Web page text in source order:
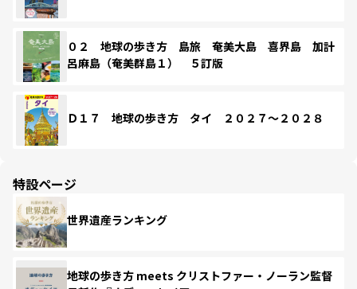
０２ 地球の歩き方 島旅 奄美大島 喜界島 加計
呂麻島（奄美群島１） ５訂版
Ｄ１７ 地球の歩き方 タイ ２０２７～２０２８
特設ページ
世界遺産ランキング
地球の歩き方 meets クリストファー・ノーラン監督